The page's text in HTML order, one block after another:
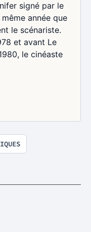
signé par le
année que
le scénariste.
et avant Le
le cinéaste